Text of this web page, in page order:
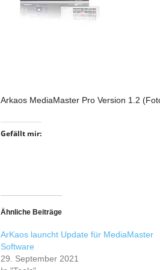
Arkaos MediaMaster Pro Version 1.2
Gefällt mir:
Ähnliche Beiträge
ArKaos launcht Update für MediaMaster
Software
29. September 2021